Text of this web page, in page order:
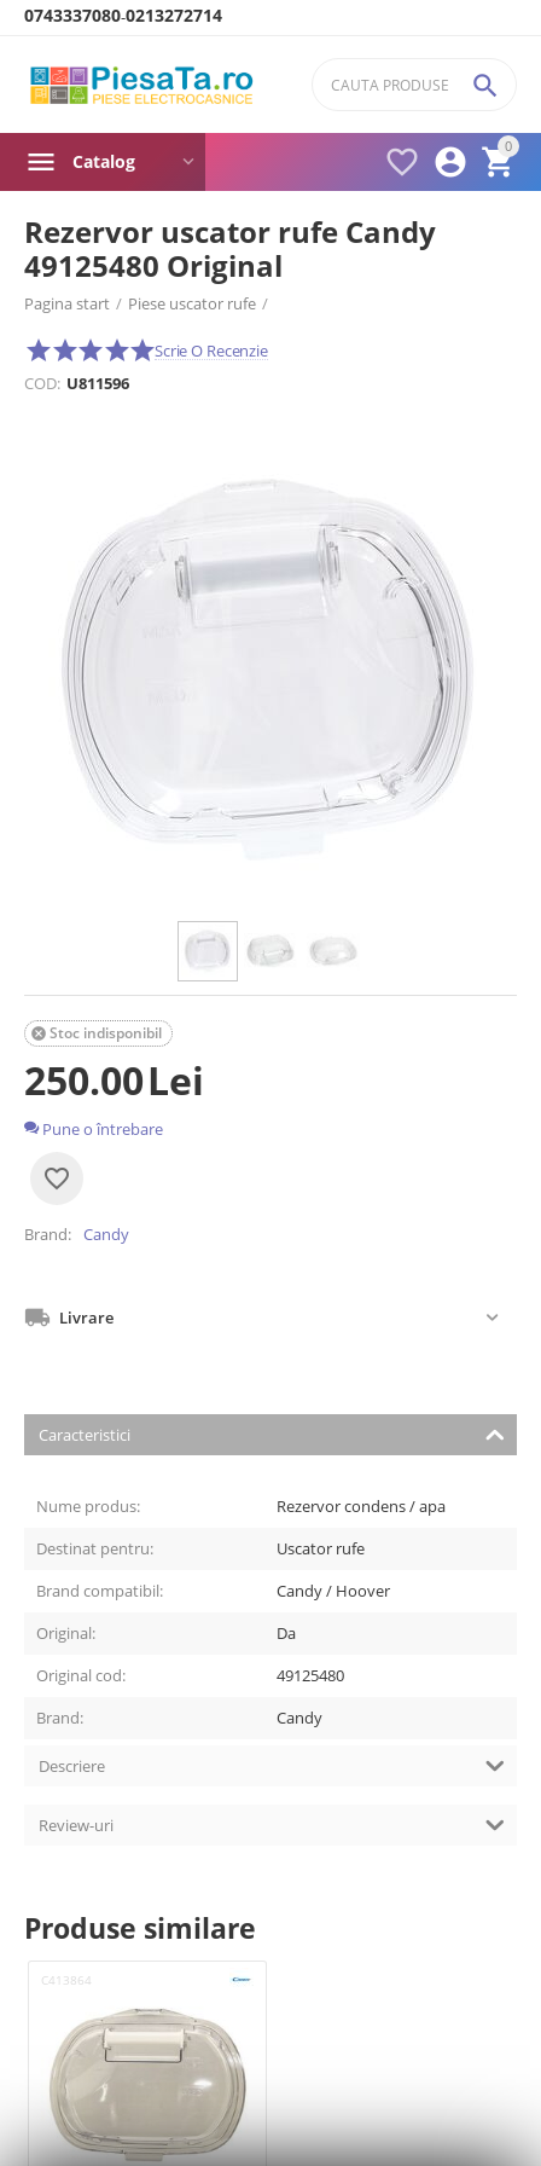
0743337080-0213272714
0




Catalog
Rezervor uscator rufe Candy
49125480 Original
Pagina start / Piese uscator rufe /
Rezervor condens apa uscator rufe
Scrie O Recenzie
COD: U811596
Stoc indisponibil

250.00Lei
Pune o întrebare
Brand Candy
Livrare
Caracteristici
Nume produs:
Rezervor condens / apa
Destinat pentru:
Uscator rufe
Brand compatibil:
Candy / Hoover
Original:
Da
Original cod:
49125480
Brand:
Candy
Descriere
Review-uri
Produse similare
C413864